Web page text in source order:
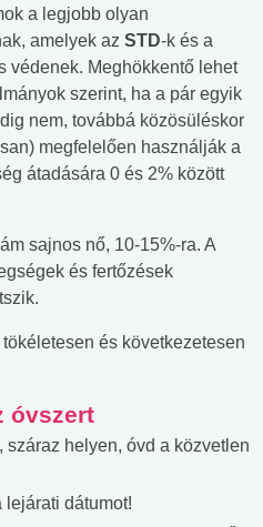
a legjobb olyan
amelyek az STD-k és a
védenek. Meghökkentő lehet
szerint, ha a pár egyik
nem, továbbá közösüléskor
megfelelően használják a
átadására 0 és 2% között
sajnos nő, 10-15%-ra. A
és fertőzések
és következetesen
óvszert
száraz helyen, óvd a közvetlen
lejárati dátumot!